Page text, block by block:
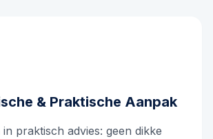
& Praktische Aanpak
praktisch advies: geen dikke